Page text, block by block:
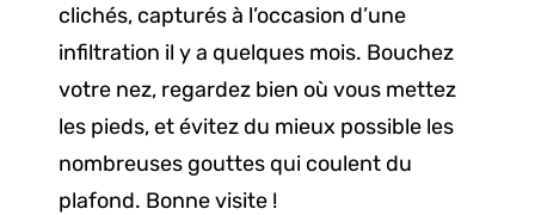
clichés, capturés à l’occasion d’une
infiltration il y a quelques mois. Bouchez
votre nez, regardez bien où vous mettez
les pieds, et évitez du mieux possible les
nombreuses gouttes qui coulent du
plafond. Bonne visite !